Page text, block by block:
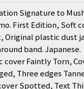
Signature to
First Edition, Soft
Original plastic dust
band. Japanese.
cover Faintly Torn,
Three edges
Spotted, Text